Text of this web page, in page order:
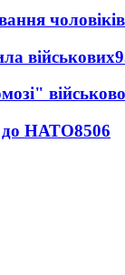
військових
до НАТО8506